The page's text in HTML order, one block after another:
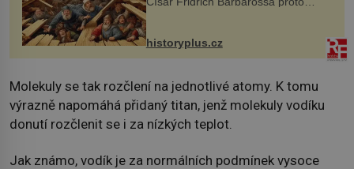
posílá svého syna a dědice Jindřicha
VI. do Erfurtu, aby se stal
prostředníkem při řešení sporu m...
historyplus.cz
Molekuly se tak rozčlení na jednotlivé atomy. K tomu
výrazně napomáhá přidaný titan, jenž molekuly vodíku
donutí rozčlenit se i za nízkých teplot.
Jak známo, vodík je za normálních podmínek vysoce